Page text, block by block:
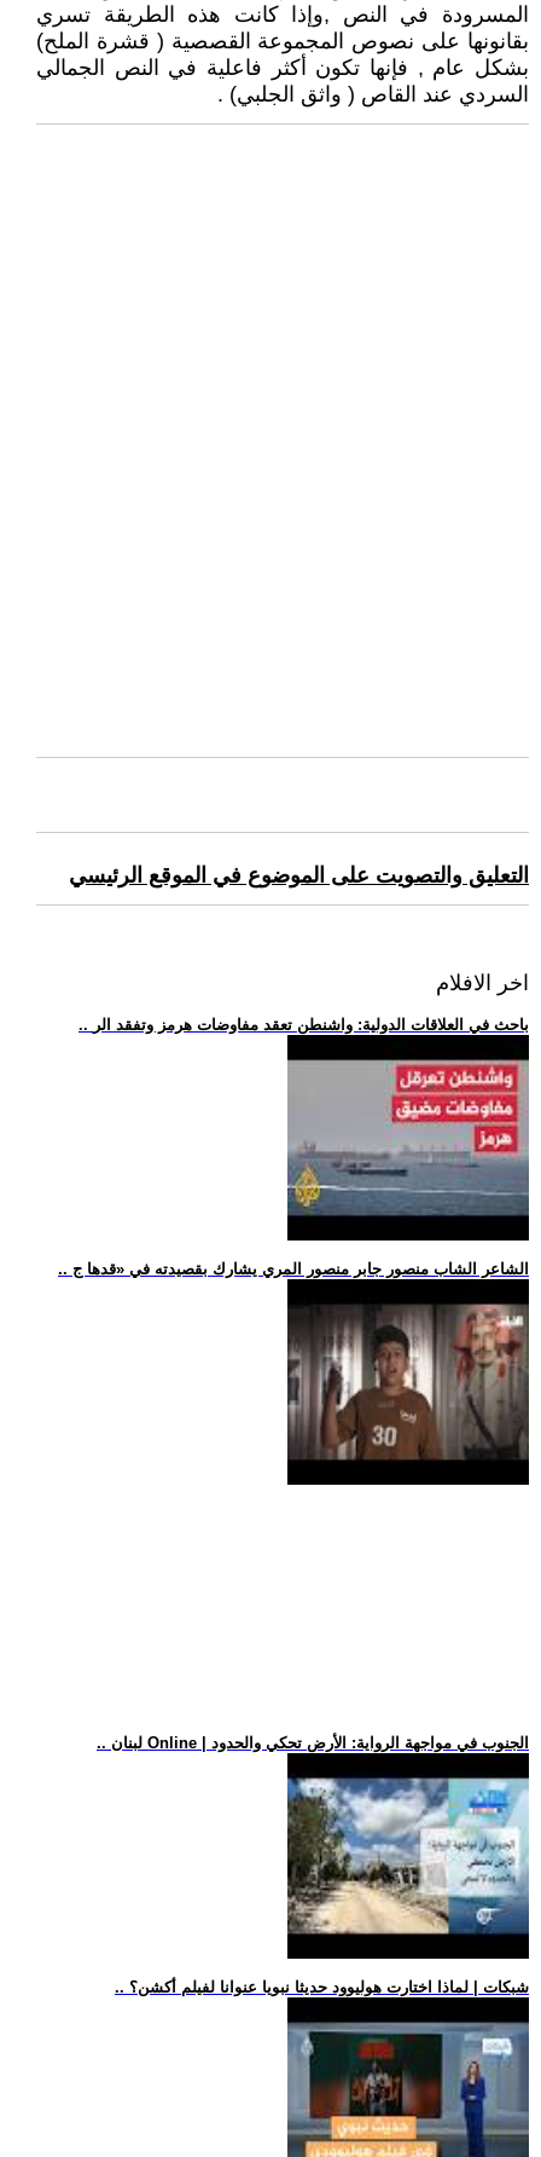
المسرودة في النص ,وإذا كانت هذه الطريقة تسري
بقانونها على نصوص المجموعة القصصية ( قشرة الملح)
بشكل عام , فإنها تكون أكثر فاعلية في النص الجمالي
السردي عند القاص ( واثق الجلبي) .
التعليق والتصويت على الموضوع في الموقع الرئيسي
اخر الافلام
.. باحث في العلاقات الدولية: واشنطن تعقد مفاوضات هرمز وتفقد الر
.. الشاعر الشاب منصور جابر منصور المري يشارك بقصيدته في «قدها ج
.. لبنان Online | الجنوب في مواجهة الرواية: الأرض تحكي والحدود
.. شبكات | لماذا اختارت هوليوود حديثا نبويا عنوانا لفيلم أكشن؟